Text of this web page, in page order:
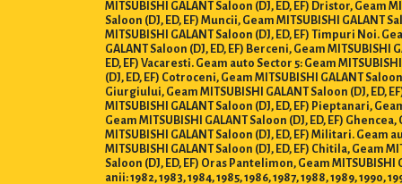
MITSUBISHI GALANT Saloon (DJ, ED, EF) Dristor, Geam
Saloon (DJ, ED, EF) Muncii, Geam MITSUBISHI GALANT
MITSUBISHI GALANT Saloon (DJ, ED, EF) Timpuri Noi.
GALANT Saloon (DJ, ED, EF) Berceni, Geam
ED, EF) Vacaresti. Geam auto Sector 5: Geam
(DJ, ED, EF) Cotroceni, Geam MITSUBISHI GALANT
Giurgiului, Geam MITSUBISHI GALANT Saloon (DJ, ED,
MITSUBISHI GALANT Saloon (DJ, ED, EF) Pieptanari,
Geam MITSUBISHI GALANT Saloon (DJ, ED, EF)
MITSUBISHI GALANT Saloon (DJ, ED, EF) Militari. Geam
MITSUBISHI GALANT Saloon (DJ, ED, EF) Chitila, Geam
Saloon (DJ, ED, EF) Oras Pantelimon, Geam
anii: 1982, 1983, 1984, 1985, 1986, 1987, 1988, 1989, 1990,